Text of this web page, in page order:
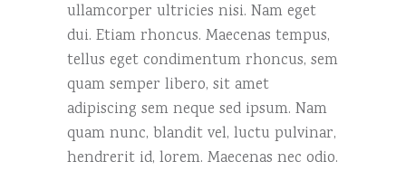
ullamcorper ultricies nisi. Nam eget
dui. Etiam rhoncus. Maecenas tempus,
tellus eget condimentum rhoncus, sem
quam semper libero, sit amet
adipiscing sem neque sed ipsum. Nam
quam nunc, blandit vel, luctu pulvinar,
hendrerit id, lorem. Maecenas nec odio.